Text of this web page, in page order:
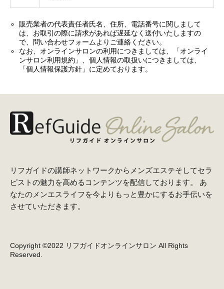
販売業者の代表責任者氏名、住所、電話番号に関しまして
は、お取引の際に請求があれば遅延なく送付いたしますの
で、問い合わせフォームよりご連絡ください。
なお、オンラインサロンの利用につきましては、「オンライ
ンサロン利用規約」、個人情報の取扱いにつきましては、
「個人情報保護方針」に定めております。
リフガイドの講師ネットワークからメンズエステそしてセラ
ピストの魅力を高めるコンテンツを配信しております。 あ
なたのメンエスライフを今よりもっと豊かにするお手伝いを
させていただきます。
Copyright ©2022 ︎リフガイドオンラインサロン All Rights
Reserved.